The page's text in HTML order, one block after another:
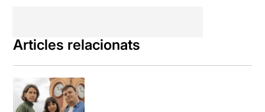
d'aprendre a afrontar
una cosa tan difícil com ho
Articles relacionats